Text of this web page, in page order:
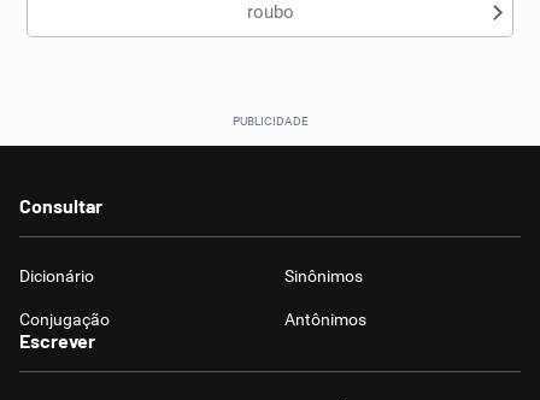
Sinônimos
roubo
Consultar
Dicionário Sinônimos
Conjugação Antônimos
Escrever